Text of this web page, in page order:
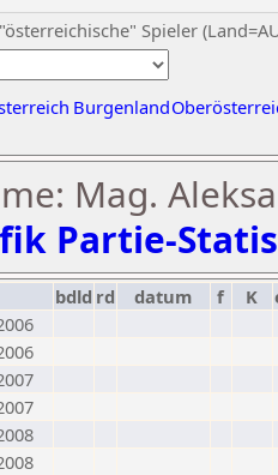
Spieler
Burgenland
Mag.
Partie-
bdld rd datum f K